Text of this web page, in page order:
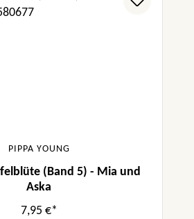
PIPPA YOUNG
(Band 5) - Mia und
Aska
7,95 €*